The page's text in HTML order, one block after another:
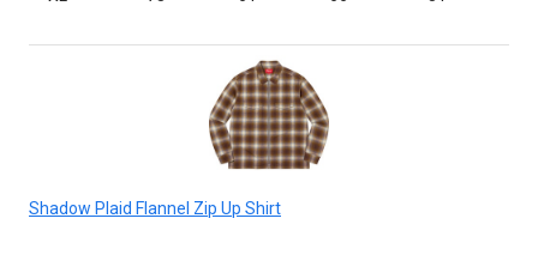
Shadow Plaid Flannel Zip Up Shirt